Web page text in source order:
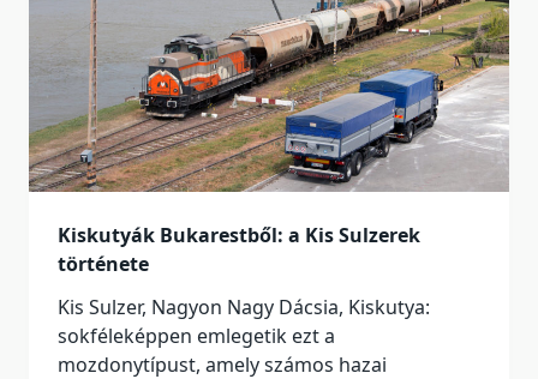
Kiskutyák Bukarestből: a Kis Sulzerek
története
Kis Sulzer, Nagyon Nagy Dácsia, Kiskutya:
sokféleképpen emlegetik ezt a
mozdonytípust, amely számos hazai